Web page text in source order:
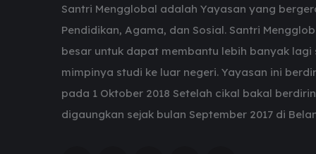
Santri Mengglobal adalah Yayasan yang
Pendidikan, Agama, dan Sosial. Santri
besar untuk dapat membantu lebih banyak lagi
mimpinya studi ke luar negeri. Yayasan ini
pada 1 Oktober 2018 Setelah cikal bakal
digaungkan sejak bulan September 2017 di